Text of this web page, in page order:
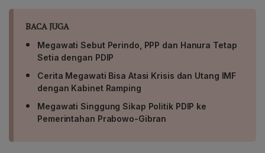
BACA JUGA
Megawati Sebut Perindo, PPP dan Hanura Tetap
Setia dengan PDIP
Cerita Megawati Bisa Atasi Krisis dan Utang IMF
dengan Kabinet Ramping
Megawati Singgung Sikap Politik PDIP ke
Pemerintahan Prabowo-Gibran